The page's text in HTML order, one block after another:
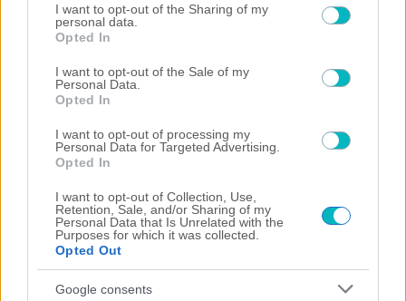
not limited to your visit or usage behaviour. You may click to
grant or deny consent to Google and its third-party tags to
use your data for below specified purposes in below Google
consent section.
I want to opt-out of the Sharing of my
personal data.
Opted In
I want to opt-out of the Sale of my
Personal Data.
Opted In
I want to opt-out of processing my
Personal Data for Targeted Advertising.
Opted In
I want to opt-out of Collection, Use,
Retention, Sale, and/or Sharing of my
Personal Data that Is Unrelated with the
Purposes for which it was collected.
Opted Out
Google consents
ΣΠΟΡ ΑΕΚ